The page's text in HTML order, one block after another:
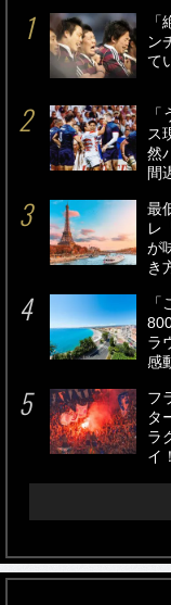
ン
て
ス
然
間
最
レ
が
き
ラ
感
フ
タ
ラ
イ